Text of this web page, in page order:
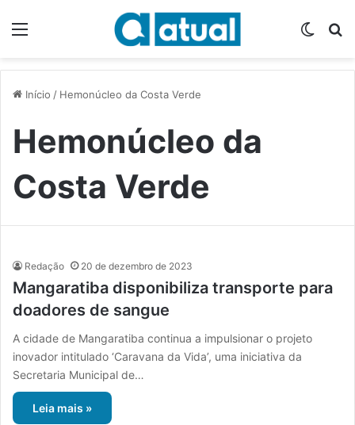
Início / Hemonúcleo da Costa Verde
Hemonúcleo da
Costa Verde
Redação 20 de dezembro de 2023
Mangaratiba disponibiliza transporte para
doadores de sangue
A cidade de Mangaratiba continua a impulsionar o projeto
inovador intitulado ‘Caravana da Vida’, uma iniciativa da
Secretaria Municipal de…
Leia mais »